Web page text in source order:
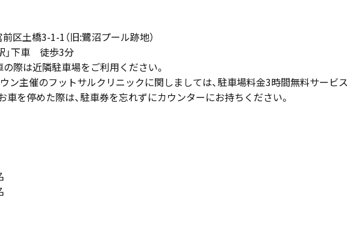
土橋3-1-1（旧:鷺沼プール跡地）
」下車 徒歩3分
際は近隣駐車場をご利用ください。
ン主催のフットサルクリニックに関しましては、駐車場料金3時間無料サービ
車を停めた際は、駐車券を忘れずにカウンターにお持ちください。